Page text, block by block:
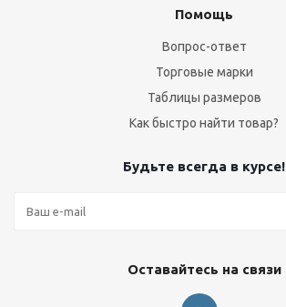
Помощь
Вопрос-ответ
Торговые марки
Таблицы размеров
Как быстро найти товар?
Будьте всегда в курсе!
Оставайтесь на связи